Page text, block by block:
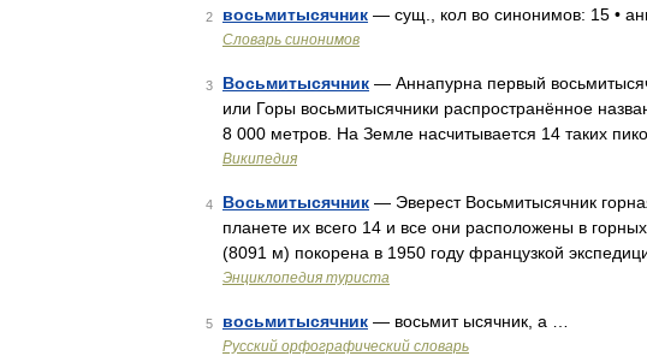
2 восьмитысячник — сущ., кол во синонимов: 15 •
Словарь синонимов
3 Восьмитысячник — Аннапурна первый
или Горы восьмитысячники распространённое
8 000 метров. На Земле насчитывается 14 таких
Википедия
4 Восьмитысячник — Эверест Восьмитысячник
планете их всего 14 и все они расположены в
(8091 м) покорена в 1950 году французкой
Энциклопедия туриста
5 восьмитысячник — восьмит ысячник, а …
Русский орфографический словарь